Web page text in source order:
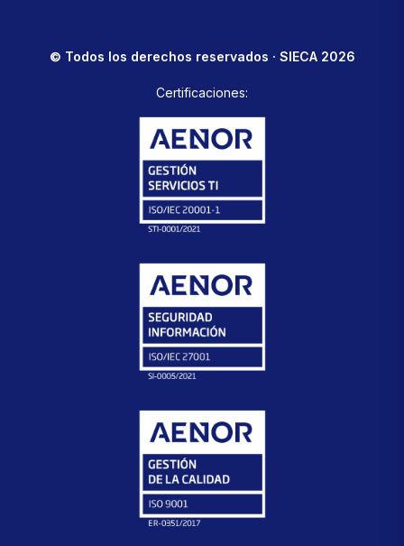
© Todos los derechos reservados · SIECA 2026
Certificaciones: